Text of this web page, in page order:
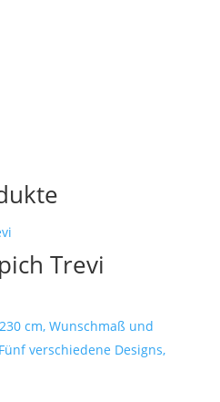
Trevi
cm, Wunschmaß und
verschiedene Designs,